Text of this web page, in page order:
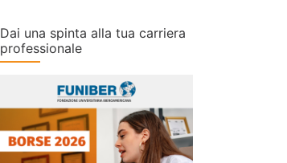
Dai una spinta alla tua carriera
professionale